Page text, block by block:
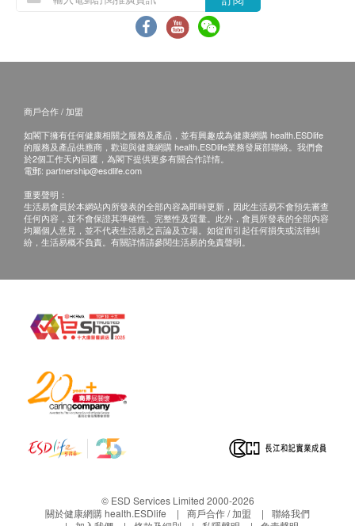
如有其他損壞或遺漏查詢，顧客必須保留有效收據
正本，並於送貨後3個工作天內按下列方式聯絡 煒
芝有限公司 客戶服務部跟進。
查詢熱線: 5195 0859
商戶合作 / 加盟
如閣下擁有任何健康相關之服務及產品，並有興趣成為健康網購 health.ESDlife
的服務及產品供應商，歡迎與健康網購 health.ESDlife業務發展部聯絡。我們會
於2個工作天內回覆，為閣下提供更多有關合作詳情。
電郵: partnership@esdlife.com
重要聲明：
生活易會員於本網站內所發表的全部內容為即時更新，因此生活易不會預先審查
任何內容，並不會保證其準確性、完整性及質量。此外，會員所發表的全部內容
均屬個人意見，並不代表生活易之言論及立場。如從而引起任何損失或法律糾
紛，生活易概不負責。有關詳情請參閱生活易的免責聲明。
© ESD Services Limited 2000-2026
關於健康網購 health.ESDlife
商戶合作 / 加盟
聯絡我們